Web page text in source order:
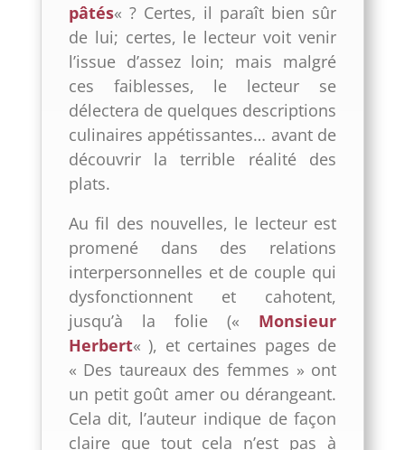
pâtés« ? Certes, il paraît bien sûr
de lui; certes, le lecteur voit venir
l’issue d’assez loin; mais malgré
ces faiblesses, le lecteur se
délectera de quelques descriptions
culinaires appétissantes… avant de
découvrir la terrible réalité des
plats.
Au fil des nouvelles, le lecteur est
promené dans des relations
interpersonnelles et de couple qui
dysfonctionnent et cahotent,
jusqu’à la folie (« Monsieur
Herbert« ), et certaines pages de
« Des taureaux des femmes » ont
un petit goût amer ou dérangeant.
Cela dit, l’auteur indique de façon
claire que tout cela n’est pas à